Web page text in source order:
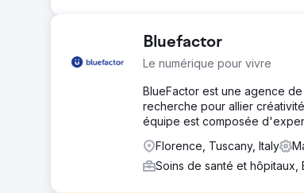
Bluefactor
Le numérique pour vivre
BlueFactor est une agence
recherche pour allier
équipe est composée
Florence, Tuscany, Italy
Soins de santé et hôpitaux,